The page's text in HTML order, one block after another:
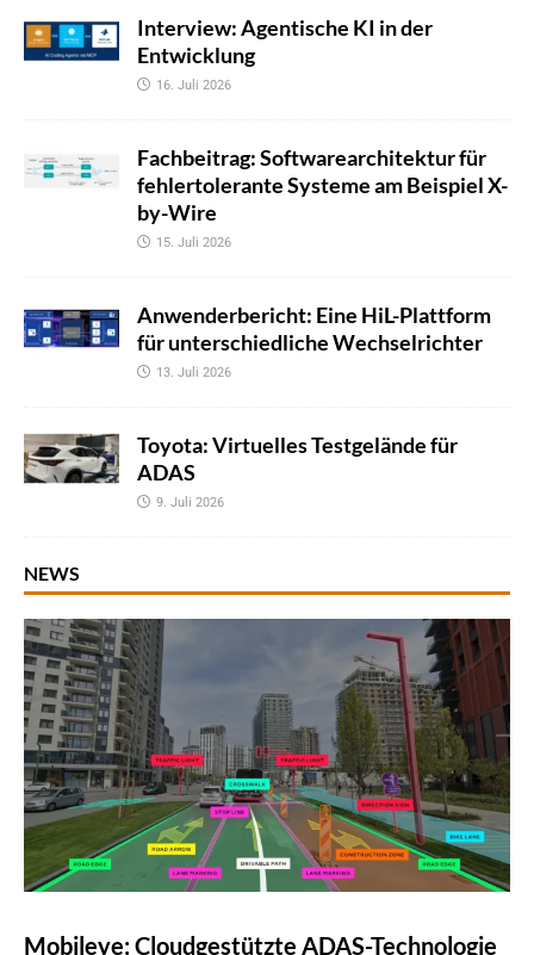
Interview: Agentische KI in der
Entwicklung
16. Juli 2026
Fachbeitrag: Softwarearchitektur für
fehlertolerante Systeme am Beispiel X-
by-Wire
15. Juli 2026
Anwenderbericht: Eine HiL-Plattform
für unterschiedliche Wechselrichter
13. Juli 2026
Toyota: Virtuelles Testgelände für
ADAS
9. Juli 2026
NEWS
Mobileye: Cloudgestützte ADAS-Technologie